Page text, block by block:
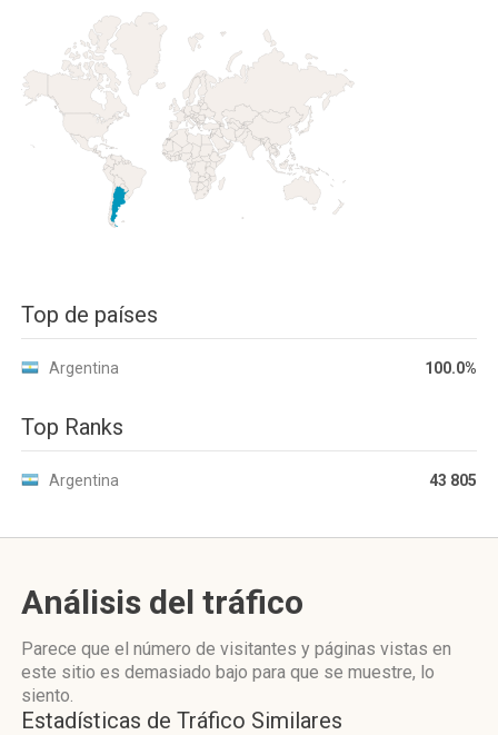
Top de países
Argentina 100.0%
Top Ranks
Argentina 43 805
Análisis del tráfico
Parece que el número de visitantes y páginas vistas en
este sitio es demasiado bajo para que se muestre, lo
siento.
Estadísticas de Tráfico Similares